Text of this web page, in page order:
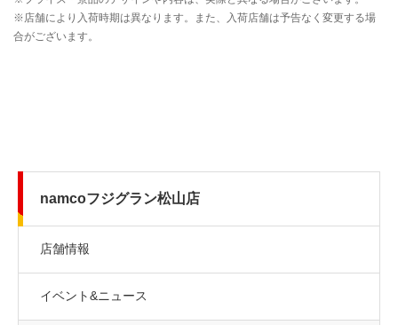
namcoフジグラン松山店
店舗情報
イベント&ニュース